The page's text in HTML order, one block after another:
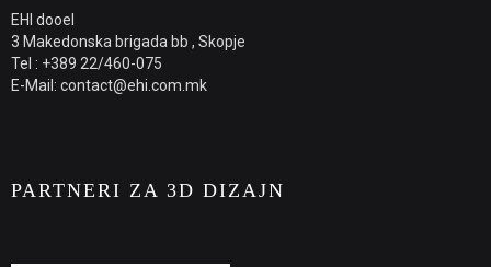
EHI dooel
3 Makedonska brigada bb , Skopje
Tel : +389 22/460-075
E-Mail: contact@ehi.com.mk
PARTNERI ZA 3D DIZAJN